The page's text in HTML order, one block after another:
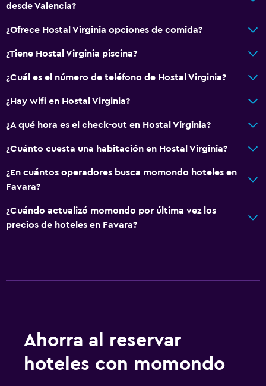
Baño
Aseo
Papel higiénico
Baño privado
General
Habitaciones familiares
Sofá
Insonorización
Parrilla
Terraza
desde Valencia?
¿Ofrece Hostal Virginia opciones de comida?
¿Tiene Hostal Virginia piscina?
¿Cuál es el número de teléfono de Hostal Virginia?
¿Hay wifi en Hostal Virginia?
¿A qué hora es el check-out en Hostal Virginia?
¿Cuánto cuesta una habitación en Hostal Virginia?
¿En cuántos operadores busca momondo hoteles en
Favara?
¿Cuándo actualizó momondo por última vez los
precios de hoteles en Favara?
Ahorra al reservar
hoteles con momondo